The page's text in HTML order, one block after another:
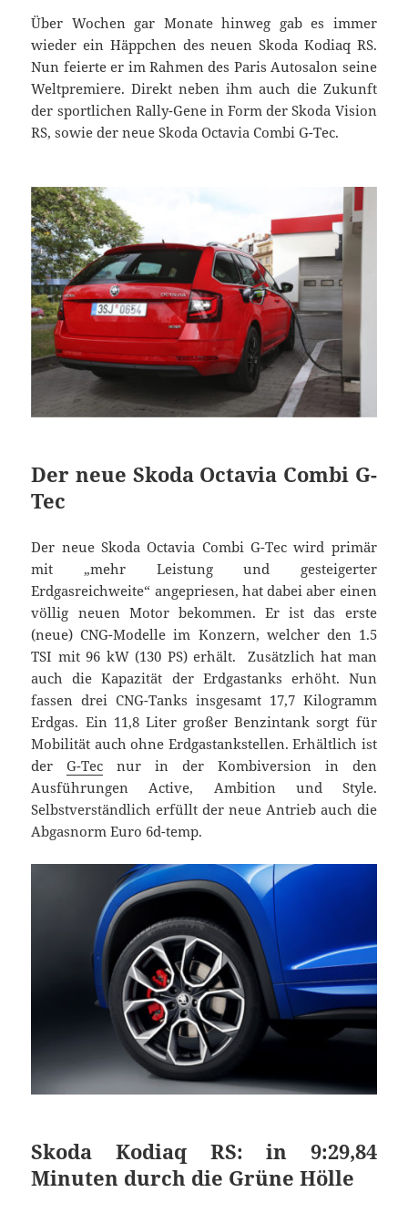
Über Wochen gar Monate hinweg gab es immer
wieder ein Häppchen des neuen Skoda Kodiaq RS.
Nun feierte er im Rahmen des Paris Autosalon seine
Weltpremiere. Direkt neben ihm auch die Zukunft
der sportlichen Rally-Gene in Form der Skoda Vision
RS, sowie der neue Skoda Octavia Combi G-Tec.
Der neue Skoda Octavia Combi G-
Tec
Der neue Skoda Octavia Combi G-Tec wird primär
mit „mehr Leistung und gesteigerter
Erdgasreichweite“ angepriesen, hat dabei aber einen
völlig neuen Motor bekommen. Er ist das erste
(neue) CNG-Modelle im Konzern, welcher den 1.5
TSI mit 96 kW (130 PS) erhält. Zusätzlich hat man
auch die Kapazität der Erdgastanks erhöht. Nun
fassen drei CNG-Tanks insgesamt 17,7 Kilogramm
Erdgas. Ein 11,8 Liter großer Benzintank sorgt für
Mobilität auch ohne Erdgastankstellen. Erhältlich ist
derG-Tec nur in der Kombiversion in den
Ausführungen Active, Ambition und Style.
Selbstverständlich erfüllt der neue Antrieb auch die
Abgasnorm Euro 6d-temp.
Skoda Kodiaq RS: in 9:29,84
Minuten durch die Grüne Hölle